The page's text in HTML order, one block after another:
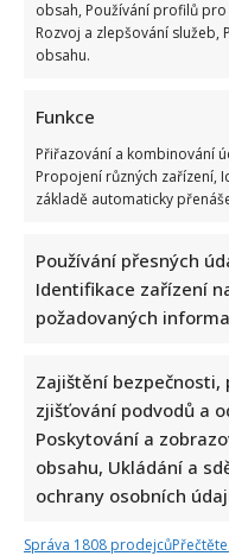
obsah, Používání profilů
Rozvoj a zlepšování služeb,
obsahu.
Funkce
Přiřazování a kombinování
Propojení různých zařízení,
základě automaticky
Používání přesných
Identifikace zařízení
požadovaných
Zajištění bezpečnosti,
zjišťování podvodů a
Poskytování a
obsahu, Ukládání a
ochrany osobních
Správa 1808 prodejců